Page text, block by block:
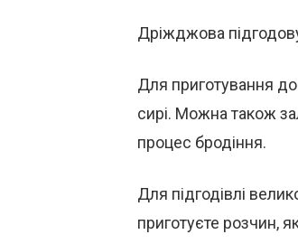
Дріжджова
Для приготування
сирі. Можна також
процес бродіння.
Для підгодівлі
приготуєте розчин,